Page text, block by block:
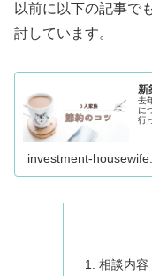
以前に以下の記事で
討しています。
新
去
に
行
investment-
相談内容